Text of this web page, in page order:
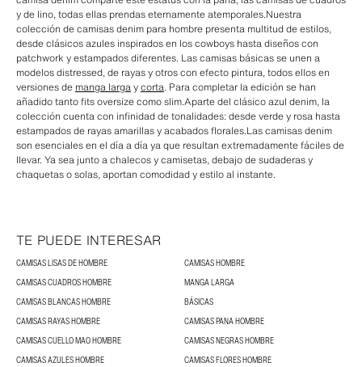
y de lino, todas ellas prendas eternamente atemporales.Nuestra
colección de camisas denim para hombre presenta multitud de estilos,
desde clásicos azules inspirados en los cowboys hasta diseños con
patchwork y estampados diferentes. Las camisas básicas se unen a
modelos distressed, de rayas y otros con efecto pintura, todos ellos en
versiones de manga largaycorta. Para completar la edición se han
añadido tanto fits oversize como slim.Aparte del clásico azul denim, la
colección cuenta con infinidad de tonalidades: desde verde y rosa hasta
estampados de rayas amarillas y acabados florales.Las camisas denim
son esenciales en el día a día ya que resultan extremadamente fáciles de
llevar. Ya sea junto a chalecos y camisetas, debajo de sudaderas y
chaquetas o solas, aportan comodidad y estilo al instante.
TE PUEDE INTERESAR
CAMISAS LISAS DE HOMBRE
CAMISAS HOMBRE
CAMISAS CUADROS HOMBRE
MANGA LARGA
CAMISAS BLANCAS HOMBRE
BÁSICAS
CAMISAS RAYAS HOMBRE
CAMISAS PANA HOMBRE
CAMISAS CUELLO MAO HOMBRE
CAMISAS NEGRAS HOMBRE
CAMISAS AZULES HOMBRE
CAMISAS FLORES HOMBRE